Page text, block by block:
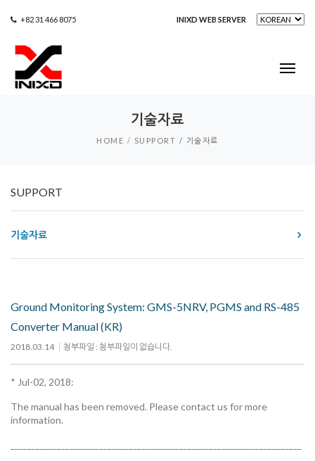
+82 31 466 8075 INIXD WEB SERVER
기술자료
HOME SUPPORT 기술자료
SUPPORT
기술자료
Ground Monitoring System: GMS-5NRV, PGMS and RS-485
Converter Manual (KR)
2018.03.14 첨부파일 : 첨부파일이 없습니다.
* Jul-02, 2018:
The manual has been removed. Please contact us for more
information.